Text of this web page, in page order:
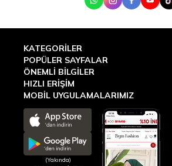
WhatsApp
InstagramFacebook
KATEGORILER
POPÜLER SAYFALAR
ÖNEMLI BILGILER
HIZLI ERIŞIM
MOBİL UYGULAMALARIMIZ
(Yakında)